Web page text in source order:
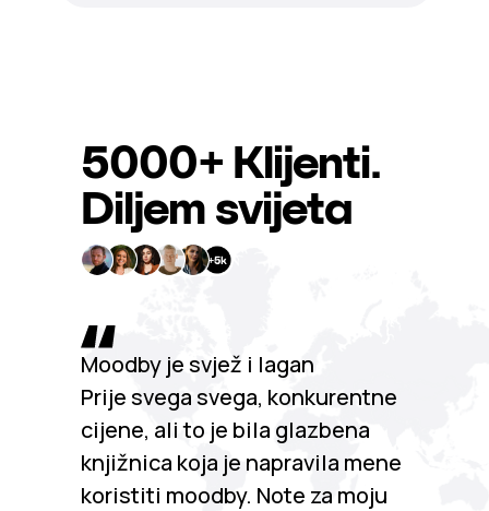
Moodby je svjež i lagan
Prije svega svega, konkurentne
cijene, ali to je bila glazbena
knjižnica koja je napravila mene
koristiti moodby. Note za moju
5000+ Klijenti.
Diljem svijeta